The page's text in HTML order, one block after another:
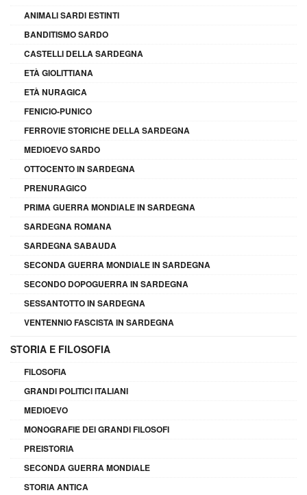
ANIMALI SARDI ESTINTI
BANDITISMO SARDO
CASTELLI DELLA SARDEGNA
ETÀ GIOLITTIANA
ETÀ NURAGICA
FENICIO-PUNICO
FERROVIE STORICHE DELLA SARDEGNA
MEDIOEVO SARDO
OTTOCENTO IN SARDEGNA
PRENURAGICO
PRIMA GUERRA MONDIALE IN SARDEGNA
SARDEGNA ROMANA
SARDEGNA SABAUDA
SECONDA GUERRA MONDIALE IN SARDEGNA
SECONDO DOPOGUERRA IN SARDEGNA
SESSANTOTTO IN SARDEGNA
VENTENNIO FASCISTA IN SARDEGNA
STORIA E FILOSOFIA
FILOSOFIA
GRANDI POLITICI ITALIANI
MEDIOEVO
MONOGRAFIE DEI GRANDI FILOSOFI
PREISTORIA
SECONDA GUERRA MONDIALE
STORIA ANTICA